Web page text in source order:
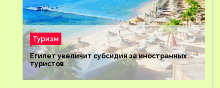
Туризм
Египет увеличит субсидии за иностранных
туристов